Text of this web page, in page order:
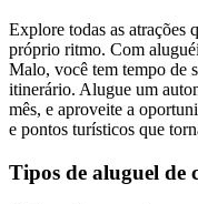
Explore todas as atrações
próprio ritmo. Com
Malo, você tem tempo de
itinerário. Alugue um
mês, e aproveite a
e pontos turísticos que
Tipos de aluguel de